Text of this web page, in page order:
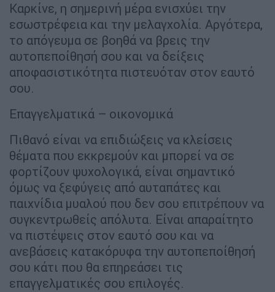
Καρκίνε, η σημερινή μέρα ενισχύει την
εσωστρέφεια και την μελαγχολία. Αργότερα,
το απόγευμα σε βοηθά να βρεις την
αυτοπεποίθησή σου και να δείξεις
αποφασιστικότητα πιστευόταν στον εαυτό
σου.
Επαγγελματικά – οικονομικά
Πιθανό είναι να επιδιώξεις να κλείσεις
θέματα που εκκρεμούν και μπορεί να σε
φορτίζουν ψυχολογικά, είναι σημαντικό
όμως να ξεφύγεις από αυταπάτες και
παιχνίδια μυαλού που δεν σου επιτρέπουν να
συγκεντρωθείς απόλυτα. Είναι απαραίτητο
να πιστέψεις στον εαυτό σου και να
ανεβάσεις κατακόρυφα την αυτοπεποίθησή
σου κάτι που θα επηρεάσει τις
επαγγελματικές σου επιλογές.